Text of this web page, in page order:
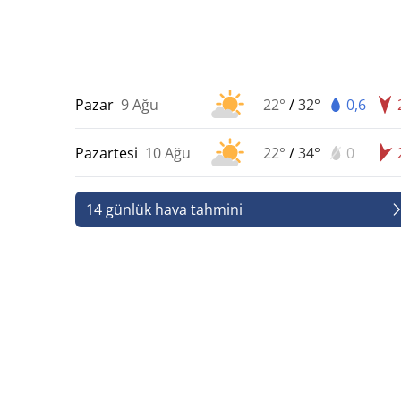
Pazar 9 Ağu 22° /32° 0,6
Pazartesi 10 Ağu 22° /34° 0
14 günlük hava tahmini